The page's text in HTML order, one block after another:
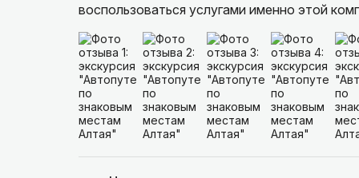
воспользоваться услугами именно этой